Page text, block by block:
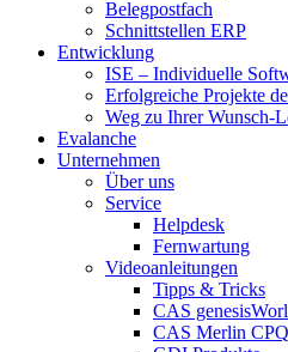
Belegpostfach
Schnittstellen ERP
Entwicklung
ISE – Individuelle
Erfolgreiche Projekte
Weg zu Ihrer Wunsch-
Evalanche
Unternehmen
Über uns
Service
Helpdesk
Fernwartung
Videoanleitungen
Tipps & Tricks
CAS
CAS Merlin CPQ